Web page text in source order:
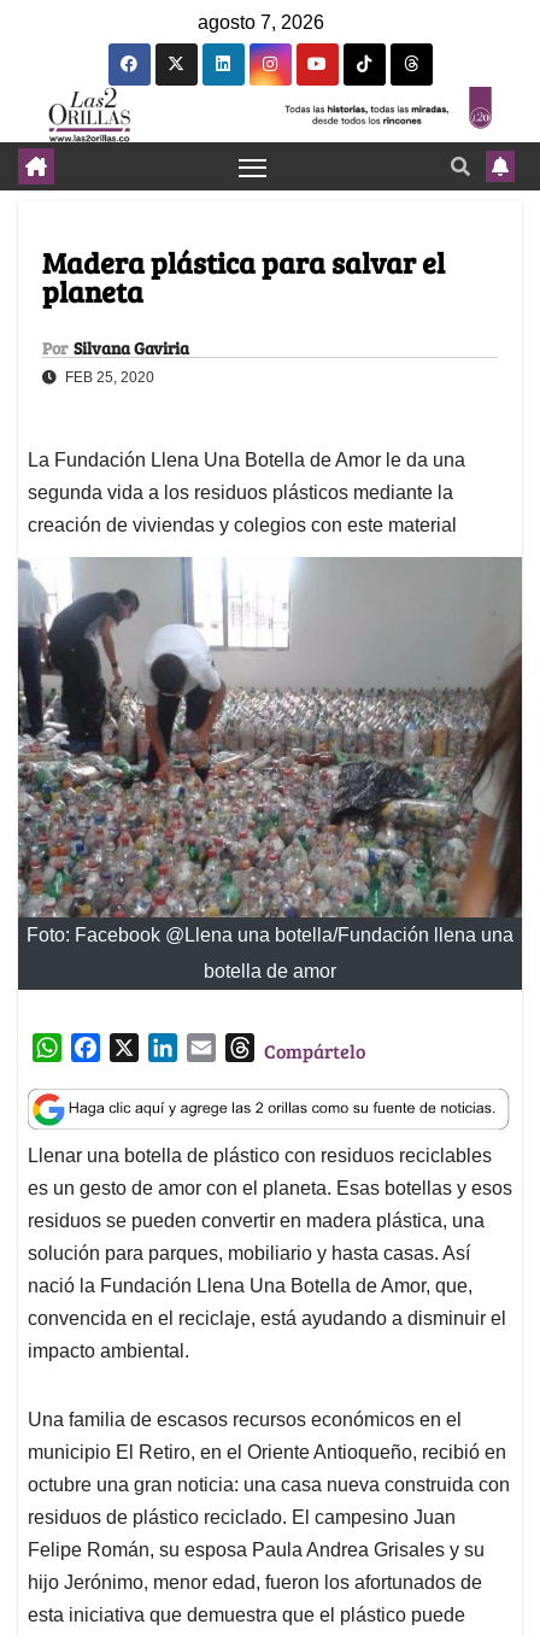
agosto 7, 2026
Madera plástica para salvar el
planeta
Por Silvana Gaviria
FEB 25, 2020
La Fundación Llena Una Botella de Amor le da una
segunda vida a los residuos plásticos mediante la
creación de viviendas y colegios con este material
Foto: Facebook @Llena una botella/Fundación llena una
botella de amor
W
a
t
s
A
p
p
c
e
b
o
o
k
n
k
e
d
I
n
a
i
l
T
r
e
a
d
s
Compártelo
Llenar una botella de plástico con residuos reciclables
es un gesto de amor con el planeta. Esas botellas y esos
residuos se pueden convertir en madera plástica, una
solución para parques, mobiliario y hasta casas. Así
nació la Fundación Llena Una Botella de Amor, que,
convencida en el reciclaje, está ayudando a disminuir el
impacto ambiental.
Una familia de escasos recursos económicos en el
municipio El Retiro, en el Oriente Antioqueño, recibió en
octubre una gran noticia: una casa nueva construida con
residuos de plástico reciclado. El campesino Juan
Felipe Román, su esposa Paula Andrea Grisales y su
hijo Jerónimo, menor edad, fueron los afortunados de
esta iniciativa que demuestra que el plástico puede